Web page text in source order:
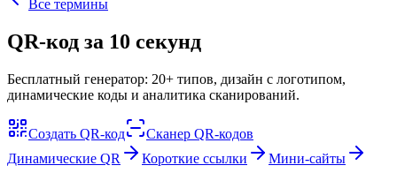
Все термины
QR-код за 10 секунд
Бесплатный генератор: 20+ типов, дизайн с логотипом,
динамические коды и аналитика сканирований.
Создать QR-код
Сканер QR-кодов
Динамические QR
Короткие ссылки Мини-сайты